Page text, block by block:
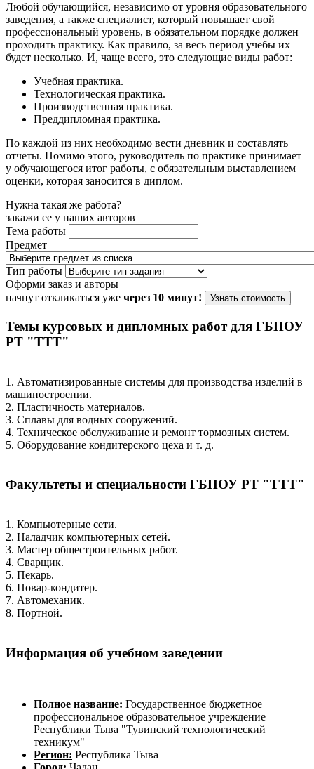
Любой обучающийся, независимо от уровня образовательного
заведения, а также специалист, который повышает свой
профессиональный уровень, в обязательном порядке должен
проходить практику. Как правило, за весь период учебы их
будет несколько. И, чаще всего, это следующие виды работ:
Учебная практика.
Технологическая практика.
Производственная практика.
Преддипломная практика.
По каждой из них необходимо вести дневник и составлять
отчеты. Помимо этого, руководитель по практике принимает
у обучающегося итог работы, с обязательным выставлением
оценки, которая заносится в диплом.
Нужна такая же работа?
закажи ее у наших авторов
Тема работы
Предмет
Тип работы
Оформи заказ и авторы
начнут откликаться уже через 10 минут! Узнать стоимость
Темы курсовых и дипломных работ для ГБПОУ
РТ "ТТТ"
1. Автоматизированные системы для производства изделий в
машиностроении.
2. Пластичность материалов.
3. Сплавы для водных сооружений.
4. Техническое обслуживание и ремонт тормозных систем.
5. Оборудование кондитерского цеха и т. д.
Факультеты и специальности ГБПОУ РТ "ТТТ"
1. Компьютерные сети.
2. Наладчик компьютерных сетей.
3. Мастер общестроительных работ.
4. Сварщик.
5. Пекарь.
6. Повар-кондитер.
7. Автомеханик.
8. Портной.
Информация об учебном заведении
Полное название: Государственное бюджетное
профессиональное образовательное учреждение
Республики Тыва "Тувинский технологический
техникум"
Регион: Республика Тыва